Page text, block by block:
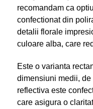
recomandam ca
confectionat din
detalii florale
culoare alba, care
Este o varianta
dimensiuni medii, de
reflectiva este
care asigura o